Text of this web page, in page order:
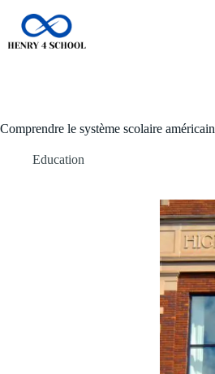
contenu
Comprendre le système scolaire américain
Education